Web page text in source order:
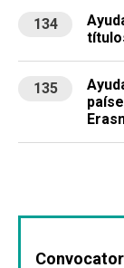
134
135